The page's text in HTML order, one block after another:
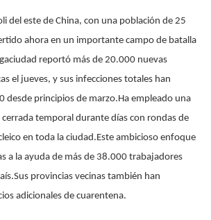
del este de China, con una población de 25
ahora en un importante campo de batalla
reportó más de 20.000 nuevas
el jueves, y sus infecciones totales han
desde principios de marzo.Ha empleado una
temporal durante días con rondas de
en toda la ciudad.Este ambicioso enfoque
a la ayuda de más de 38.000 trabajadores
provincias vecinas también han
adicionales de cuarentena.